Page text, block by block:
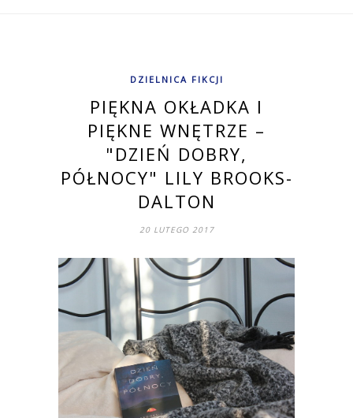
DZIELNICA FIKCJI
PIĘKNA OKŁADKA I
PIĘKNE WNĘTRZE –
"DZIEŃ DOBRY,
PÓŁNOCY" LILY BROOKS-
DALTON
20 LUTEGO 2017